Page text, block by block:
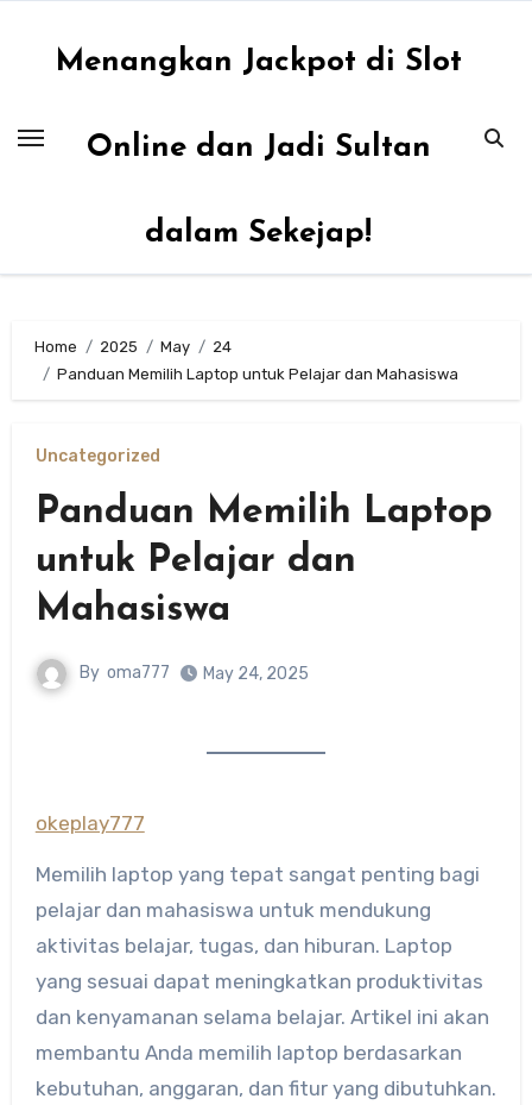
Menangkan Jackpot di Slot
Online dan Jadi Sultan
dalam Sekejap!
Home 2025 May
24
Panduan Memilih Laptop untuk Pelajar dan Mahasiswa
Uncategorized
Panduan Memilih Laptop
untuk Pelajar dan
Mahasiswa
By oma777 May 24, 2025
okeplay777
Memilih laptop yang tepat sangat penting bagi
pelajar dan mahasiswa untuk mendukung
aktivitas belajar, tugas, dan hiburan. Laptop
yang sesuai dapat meningkatkan produktivitas
dan kenyamanan selama belajar. Artikel ini akan
membantu Anda memilih laptop berdasarkan
kebutuhan, anggaran, dan fitur yang dibutuhkan.